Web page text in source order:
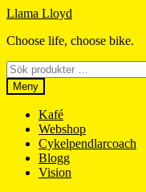
Hoppa
navigering
Hoppa
innehåll
Llama Lloyd
Choose life, choose bike.
Sök
efter:
Meny
Kafé
Webshop
Cykelpendlarcoach
Blogg
Vision